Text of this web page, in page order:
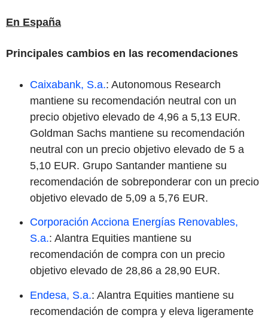
En España
Principales cambios en las recomendaciones
Caixabank, S.a.: Autonomous Research
mantiene su recomendación neutral con un
precio objetivo elevado de 4,96 a 5,13 EUR.
Goldman Sachs mantiene su recomendación
neutral con un precio objetivo elevado de 5 a
5,10 EUR. Grupo Santander mantiene su
recomendación de sobreponderar con un precio
objetivo elevado de 5,09 a 5,76 EUR.
Corporación Acciona Energías Renovables,
S.a.: Alantra Equities mantiene su
recomendación de compra con un precio
objetivo elevado de 28,86 a 28,90 EUR.
Endesa, S.a.: Alantra Equities mantiene su
recomendación de compra y eleva ligeramente